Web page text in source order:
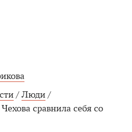
/ Люди /
сравнила себя со